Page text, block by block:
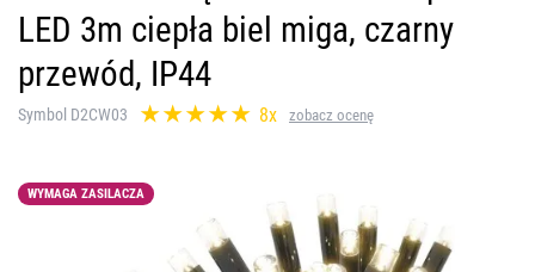
LED 3m ciepła biel miga, czarny
przewód, IP44
Symbol D2CW03 8x zobacz ocenę
WYMAGA ZASILACZA